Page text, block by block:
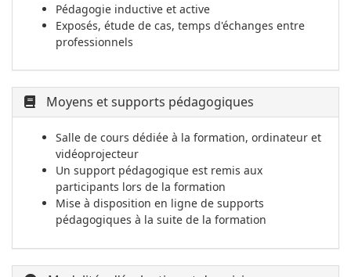
Pédagogie inductive et active
Exposés, étude de cas, temps d'échanges entre
professionnels
Moyens et supports pédagogiques
Salle de cours dédiée à la formation, ordinateur et
vidéoprojecteur
Un support pédagogique est remis aux
participants lors de la formation
Mise à disposition en ligne de supports
pédagogiques à la suite de la formation